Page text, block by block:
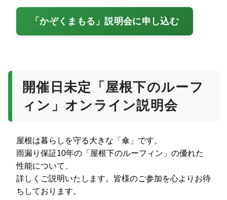
「かぞくまもる」説明会に申し込む
開催日未定「屋根下のルーフ
ィン」オンライン説明会
屋根は暮らしを守る大きな「傘」です。
雨漏り保証10年の「屋根下のルーフィン」の優れた
性能について、
詳しくご説明いたします。皆様のご参加を心よりお待
ちしております。